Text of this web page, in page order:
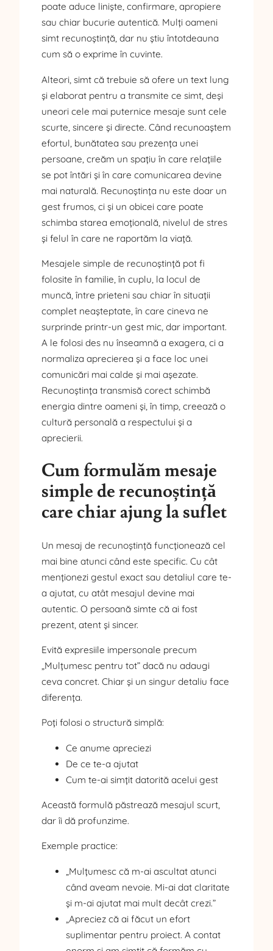
poate aduce liniște, confirmare, apropiere
sau chiar bucurie autentică. Mulți oameni
simt recunoștință, dar nu știu întotdeauna
cum să o exprime în cuvinte.
Alteori, simt că trebuie să ofere un text lung
și elaborat pentru a transmite ce simt, deși
uneori cele mai puternice mesaje sunt cele
scurte, sincere și directe. Când recunoaștem
efortul, bunătatea sau prezența unei
persoane, creăm un spațiu în care relațiile
se pot întări și în care comunicarea devine
mai naturală. Recunoștința nu este doar un
gest frumos, ci și un obicei care poate
schimba starea emoțională, nivelul de stres
și felul în care ne raportăm la viață.
Mesajele simple de recunoștință pot fi
folosite în familie, în cuplu, la locul de
muncă, între prieteni sau chiar în situații
complet neașteptate, în care cineva ne
surprinde printr-un gest mic, dar important.
A le folosi des nu înseamnă a exagera, ci a
normaliza aprecierea și a face loc unei
comunicări mai calde și mai așezate.
Recunoștința transmisă corect schimbă
energia dintre oameni și, în timp, creează o
cultură personală a respectului și a
aprecierii.
Cum formulăm mesaje
simple de recunoștință
care chiar ajung la suflet
Un mesaj de recunoștință funcționează cel
mai bine atunci când este specific. Cu cât
menționezi gestul exact sau detaliul care te-
a ajutat, cu atât mesajul devine mai
autentic. O persoană simte că ai fost
prezent, atent și sincer.
Evită expresiile impersonale precum
„Mulțumesc pentru tot” dacă nu adaugi
ceva concret. Chiar și un singur detaliu face
diferența.
Poți folosi o structură simplă:
Ce anume apreciezi
De ce te-a ajutat
Cum te-ai simțit datorită acelui gest
Această formulă păstrează mesajul scurt,
dar îi dă profunzime.
Exemple practice:
„Mulțumesc că m-ai ascultat atunci
când aveam nevoie. Mi-ai dat claritate
și m-ai ajutat mai mult decât crezi.”
„Apreciez că ai făcut un efort
suplimentar pentru proiect. A contat